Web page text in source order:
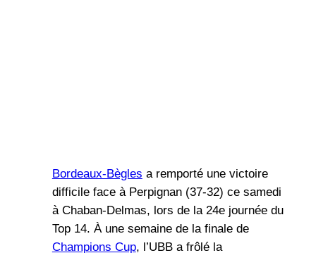
Bordeaux-Bègles a remporté une victoire
difficile face à Perpignan (37-32) ce samedi
à Chaban-Delmas, lors de la 24e journée du
Top 14. À une semaine de la finale de
Champions Cup, l’UBB a frôlé la